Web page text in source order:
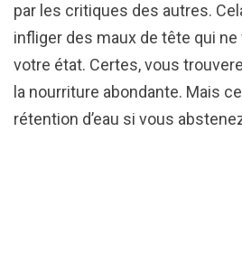
par les critiques des autres.
infliger des maux de tête qui ne
votre état. Certes, vous
la nourriture abondante. Mais
rétention d’eau si vous